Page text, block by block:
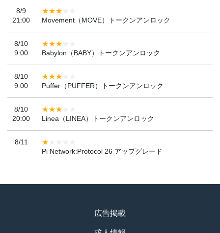
8/9
21:00
Movement（MOVE）トークンアンロック
8/10
9:00
Babylon（BABY）トークンアンロック
8/10
9:00
Puffer（PUFFER）トークンアンロック
8/10
20:00
Linea（LINEA）トークンアンロック
8/11
Pi Network:Protocol 26 アップグレード
広告掲載